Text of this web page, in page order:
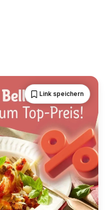
Link speichern